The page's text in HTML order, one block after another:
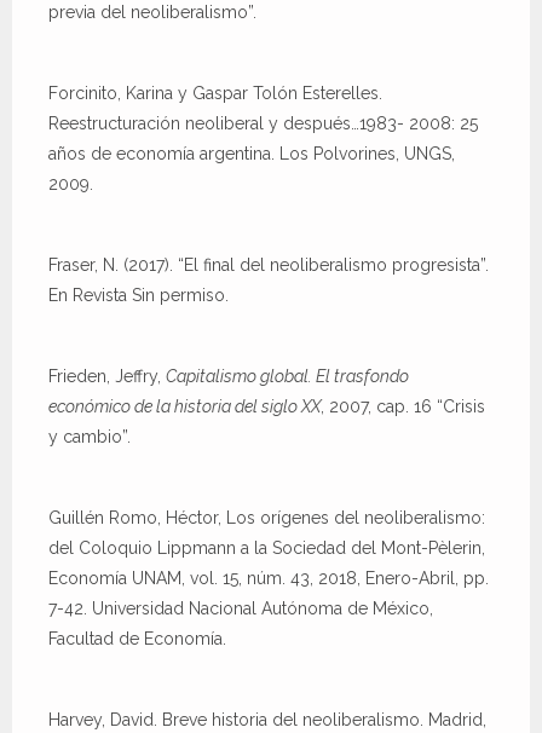
previa del neoliberalismo”.
Forcinito, Karina y Gaspar Tolón Esterelles.
Reestructuración neoliberal y después…1983- 2008: 25
años de economía argentina. Los Polvorines, UNGS,
2009.
Fraser, N. (2017). “El final del neoliberalismo progresista”.
En Revista Sin permiso.
Frieden, Jeffry, Capitalismo global. El trasfondo
económico de la historia del siglo XX, 2007, cap. 16 “Crisis
y cambio”.
Guillén Romo, Héctor, Los orígenes del neoliberalismo:
del Coloquio Lippmann a la Sociedad del Mont-Pèlerin,
Economía UNAM, vol. 15, núm. 43, 2018, Enero-Abril, pp.
7-42. Universidad Nacional Autónoma de México,
Facultad de Economía.
Harvey, David. Breve historia del neoliberalismo. Madrid,